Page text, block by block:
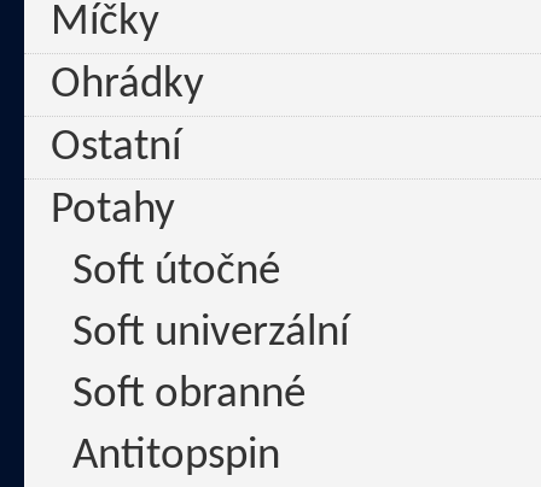
Míčky
Ohrádky
Ostatní
Potahy
Soft útočné
Soft univerzální
Soft obranné
Antitopspin